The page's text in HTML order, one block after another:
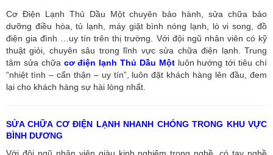
Cơ Điện Lạnh Thủ Dầu Một chuyên bảo hành, sửa chữa bảo
dưỡng điều hòa, tủ lạnh, máy giặt bình nóng lạnh, lò vi song, đồ
điện gia đình …uy tín trên thị trường. Với đội ngũ nhân viên có kỹ
thuật giỏi, chuyên sâu trong lĩnh vực sửa chữa điện lạnh. Trung
tâm sửa chữa cơ điện lạnh Thủ Dầu Mộtluôn hướng tới tiêu chí
“nhiệt tình – cẩn thận – uy tín”, luôn đặt khách hàng lên đầu, đem
lại cho khách hàng sự hài lòng nhất.
SỬA CHỮA CƠ ĐIỆN LẠNH NHANH CHÓNG TRONG KHU VỰC
BÌNH DƯƠNG